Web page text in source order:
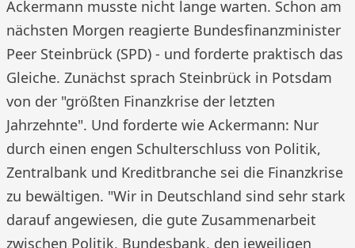
Ackermann musste nicht lange warten. Schon am
nächsten Morgen reagierte Bundesfinanzminister
Peer Steinbrück (SPD) - und forderte praktisch das
Gleiche. Zunächst sprach Steinbrück in Potsdam
von der "größten Finanzkrise der letzten
Jahrzehnte". Und forderte wie Ackermann: Nur
durch einen engen Schulterschluss von Politik,
Zentralbank und Kreditbranche sei die Finanzkrise
zu bewältigen. "Wir in Deutschland sind sehr stark
darauf angewiesen, die gute Zusammenarbeit
zwischen Politik, Bundesbank, den jeweiligen